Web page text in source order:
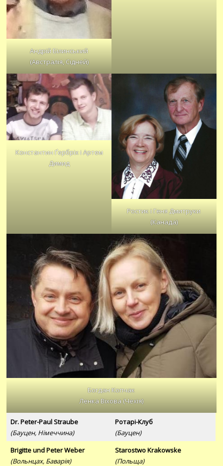
Андрій Білинський
(Австралія, Сідней)
Константин Ґербріх і Артем
Димид
Ростик і Геня Дмитруки
(Канада)
Богдан Копчак
Ленка Віхова (Чехія)
Dr. Peter-Paul Straube
(Бауцен, Німеччина)
Ротарі-Клуб
(Бауцен)
Brigitte und Peter Weber
(Вольнцах, Баварія)
Starostwo Krakowske
(Польща)